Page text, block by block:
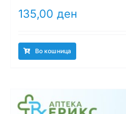
135,00 ден
Во кошница